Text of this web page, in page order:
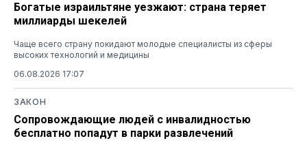
Богатые израильтяне уезжают: страна теряет
миллиарды шекелей
Чаще всего страну покидают молодые специалисты из сферы
высоких технологий и медицины
06.08.2026 17:07
ЗАКОН
Сопровождающие людей с инвалидностью
бесплатно попадут в парки развлечений